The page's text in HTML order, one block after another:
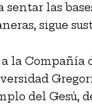
sentar las
sigue
la Compañía
del Gesú,